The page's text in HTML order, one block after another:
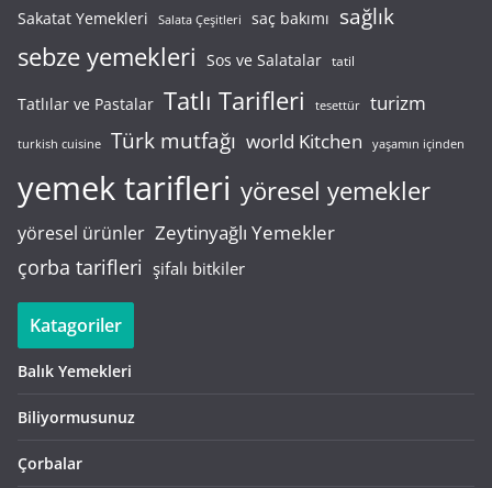
Sakatat Yemekleri Salata Çeşitleri saç bakımı sağlık
sebze yemekleri Sos ve Salatalar tatil
Tatlılar ve Pastalar Tatlı Tarifleri tesettür turizm
turkish cuisine Türk mutfağı world Kitchen yaşamın içinden
yemek tarifleri yöresel yemekler
yöresel ürünler Zeytinyağlı Yemekler
çorba tarifleri şifalı bitkiler
Katagoriler
Balık Yemekleri
Biliyormusunuz
Çorbalar